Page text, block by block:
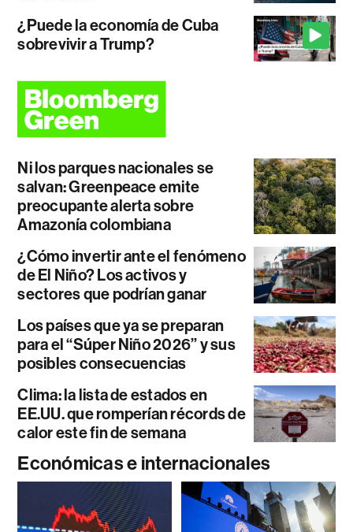
¿Puede la economía de Cuba
sobrevivir a Trump?
Ni los parques nacionales se
salvan: Greenpeace emite
preocupante alerta sobre
Amazonía colombiana
¿Cómo invertir ante el fenómeno
de El Niño? Los activos y
sectores que podrían ganar
Los países que ya se preparan
para el “Súper Niño 2026” y sus
posibles consecuencias
Clima: la lista de estados en
EE.UU. que romperían récords de
calor este fin de semana
Económicas e internacionales